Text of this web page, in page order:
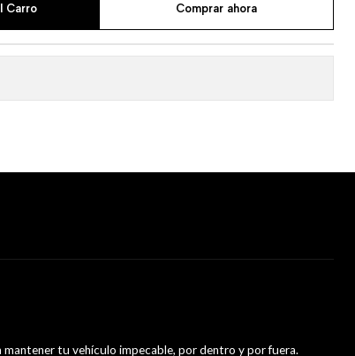
Carro Comprar ahora
tu vehículo impecable, por dentro y por fuera.